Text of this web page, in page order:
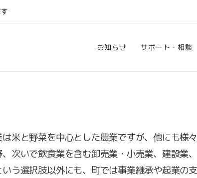
お知らせ サポート・相談
米と野菜を中心とした農業ですが、他にも様
次いで飲食業を含む卸売業・小売業、建設業
いう選択肢以外にも、町では事業継承や起業の